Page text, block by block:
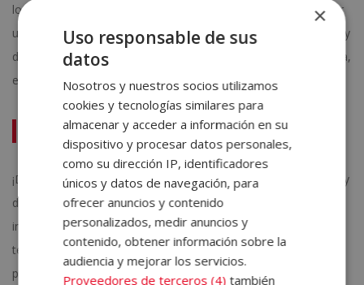
los elementos característicos de una clínica veterinaria, ofrecer
un acercamiento básico a la anatomía general de los animales y
describir las principales patologías de los animales de compañía,
entre otros.
Auxiliar Técnico Veterinario
¡Descubre todo lo que puede ofrecerte la formación con ELBS y
dedica tu tiempo a lo que de verdad te gusta! Pídenos
información sin compromiso: contacta con nosotros por
teléfono o mediante nuestras redes sociales y déjate asesorar
para encontrar la formación que encaja mejor contigo.
×
Uso responsable de sus
datos
Nosotros y nuestros socios utilizamos
cookies y tecnologías similares para
almacenar y acceder a información en su
dispositivo y procesar datos personales,
como su dirección IP, identificadores
únicos y datos de navegación, para
ofrecer anuncios y contenido
personalizados, medir anuncios y
contenido, obtener información sobre la
audiencia y mejorar los servicios.
Proveedores de terceros (4) también